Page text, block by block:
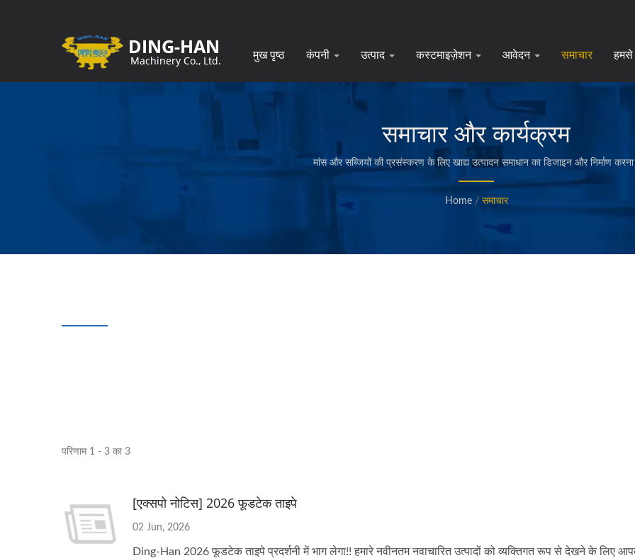
मुख पृष्ठ कंपनी उत्पाद कस्टमाइज़ेशन आवेदन समाचार हमसे
समाचार और कार्यक्रम
मांस और सब्जियों की प्रसंस्करण के लिए खाद्य उत्पादन समाधान का डिजाइन और निर्माण
Home / समाचार
परिणाम 1 - 3 का 3
[एक्सपो नोटिस] 2026 फूडटेक ताइपे
02 Jun, 2026
Ding-Han 2026 फूडटेक ताइपे प्रदर्शनी में भाग लेगा!! हमारे नवीनतम नवाचारित उत्पादों को व्यक्तिगत रूप से देखने के लिए